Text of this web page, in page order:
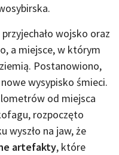
wojsko oraz
a miejsce, w którym
Postanowiono,
wysypisko śmieci.
od miejsca
rozpoczęto
wyszło na jaw, że
artefakty, które